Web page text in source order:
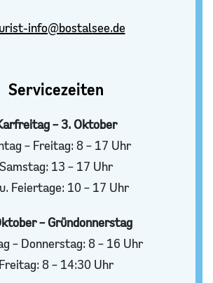
info@bostalsee.de
Servicezeiten
– 3. Oktober
– Freitag: 8 – 17 Uhr
Samstag: 13 – 17 Uhr
Feiertage: 10 – 17 Uhr
– Gründonnerstag
– Donnerstag: 8 – 16 Uhr
Freitag: 8 – 14:30 Uhr